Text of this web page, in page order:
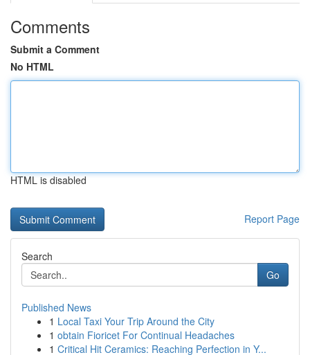
Comments
Submit a Comment
No HTML
HTML is disabled
Report Page
Search
Go
Published News
1 Local Taxi Your Trip Around the City
1 obtain Fioricet For Continual Headaches
1 Critical Hit Ceramics: Reaching Perfection in Y...